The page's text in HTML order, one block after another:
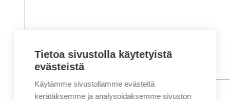
Nimi*
Etunimi
Tietoa sivustolla käytetyistä
evästeistä
Käytämme sivustollamme evästeitä
kerätäksemme ja analysoidaksemme sivuston